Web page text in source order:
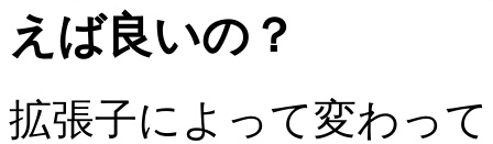
えば良いの？
拡張子によって変わっ